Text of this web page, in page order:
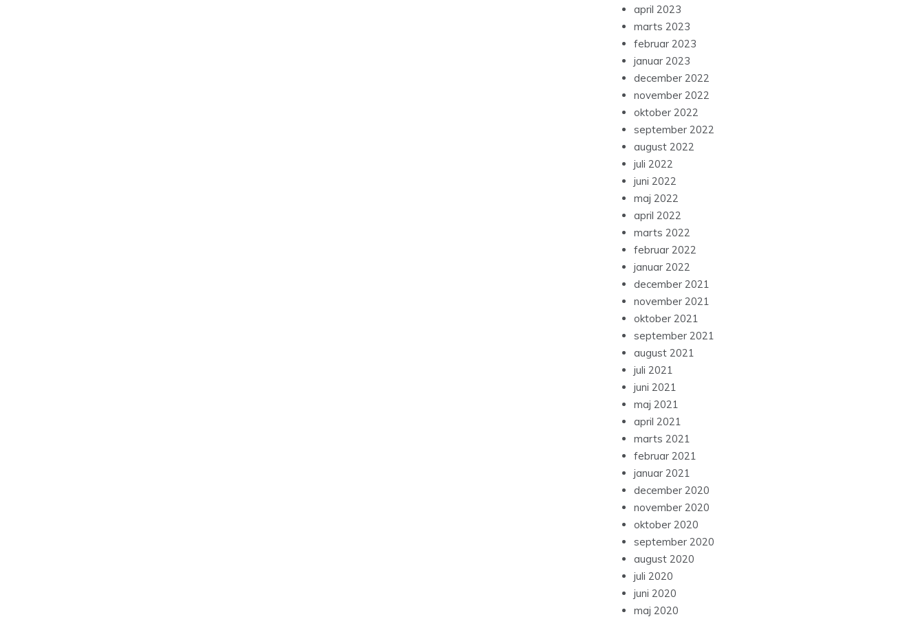
april 2023
marts 2023
februar 2023
januar 2023
december 2022
november 2022
oktober 2022
september 2022
august 2022
juli 2022
juni 2022
maj 2022
april 2022
marts 2022
februar 2022
januar 2022
december 2021
november 2021
oktober 2021
september 2021
august 2021
juli 2021
juni 2021
maj 2021
april 2021
marts 2021
februar 2021
januar 2021
december 2020
november 2020
oktober 2020
september 2020
august 2020
juli 2020
juni 2020
maj 2020